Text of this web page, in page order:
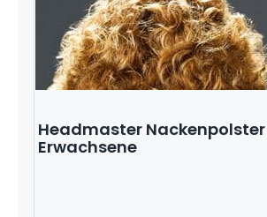
Headmaster Nackenpolster
Erwachsene